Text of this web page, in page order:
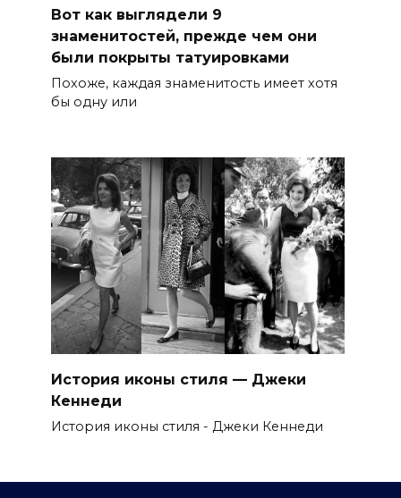
Вот как выглядели 9
знаменитостей, прежде чем они
были покрыты татуировками
Похоже, каждая знаменитость имеет хотя
бы одну или
История иконы стиля — Джеки
Кеннеди
История иконы стиля - Джеки Кеннеди